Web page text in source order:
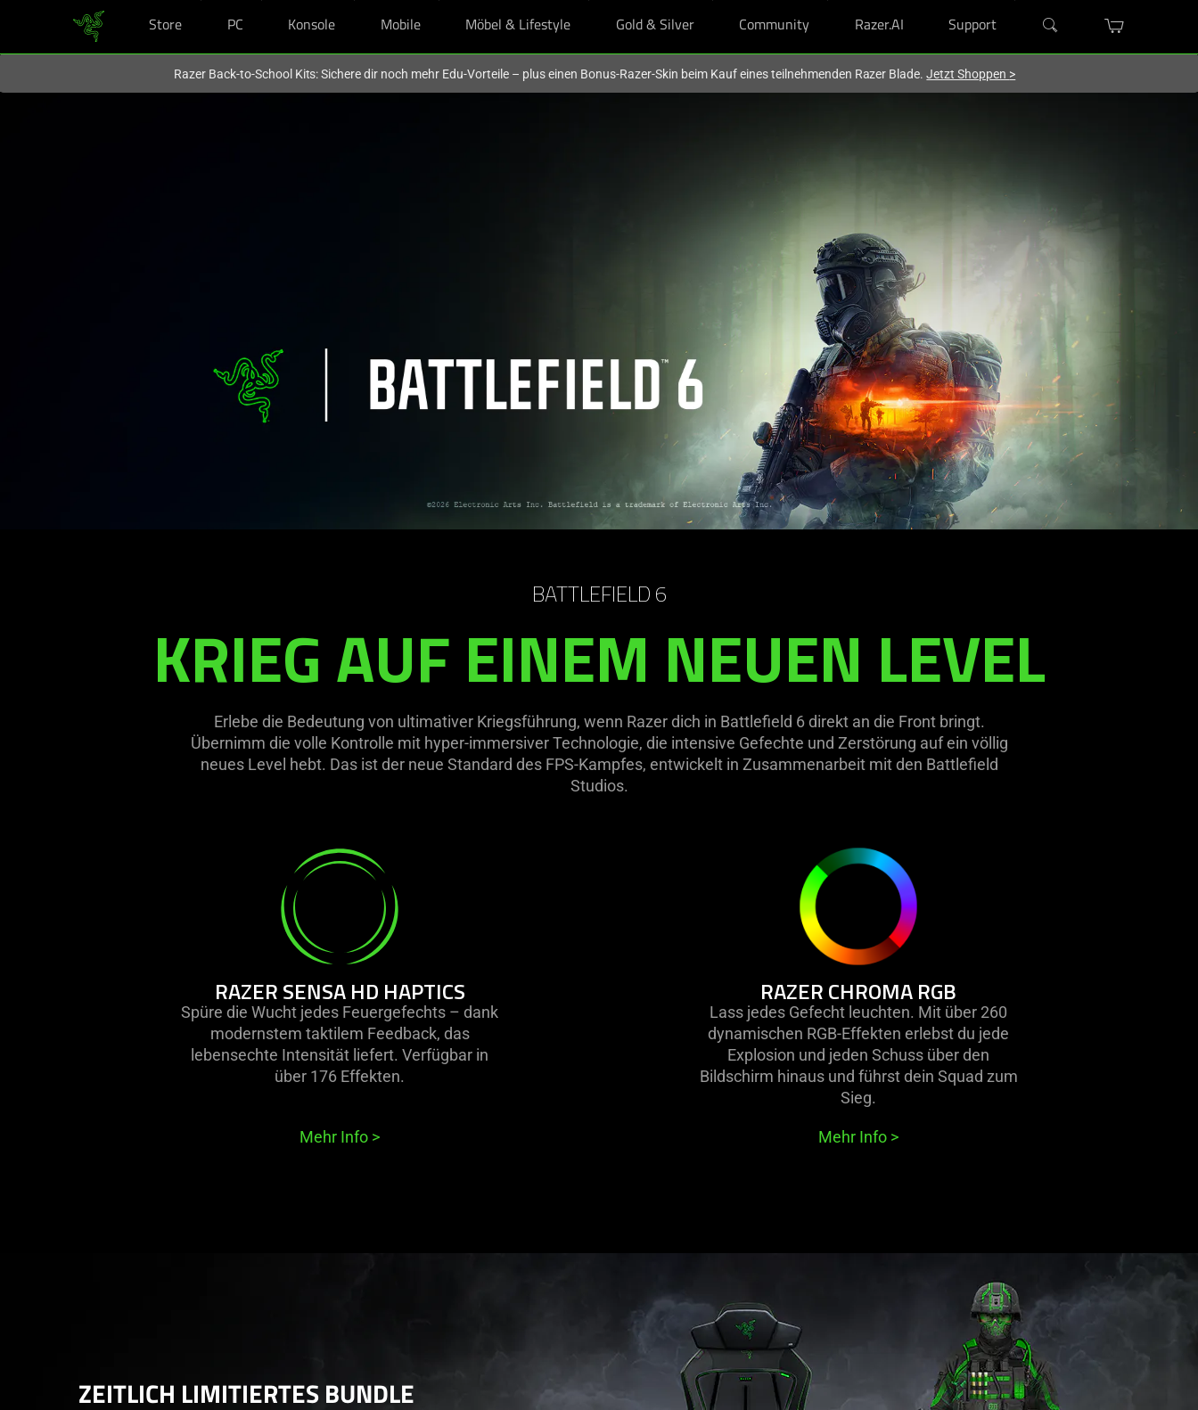
Store PC Konsole Mobile Möbel & Lifestyle Gold & Silver Community Razer.AI Support
Razer Back-to-School Kits: Sichere dir noch mehr Edu-Vorteile – plus einen Bonus-Razer-Skin beim Kauf eines teilnehmenden Razer Blade.Jetzt Shoppen >
BATTLEFIELD 6
KRIEG AUF EINEM NEUEN LEVEL
Erlebe die Bedeutung von ultimativer Kriegsführung, wenn Razer dich in Battlefield 6 direkt an die Front bringt.
Übernimm die volle Kontrolle mit hyper-immersiver Technologie, die intensive Gefechte und Zerstörung auf ein völlig
neues Level hebt. Das ist der neue Standard des FPS-Kampfes, entwickelt in Zusammenarbeit mit den Battlefield
Studios.
learn
more
sensa
hd
RAZER SENSA HD HAPTICS
Spüre die Wucht jedes Feuergefechts – dank
modernstem taktilem Feedback, das
lebensechte Intensität liefert. Verfügbar in
über 176 Effekten.
Mehr Info >
learn
more
chroma
rgb
RAZER CHROMA RGB
Lass jedes Gefecht leuchten. Mit über 260
dynamischen RGB-Effekten erlebst du jede
Explosion und jeden Schuss über den
Bildschirm hinaus und führst dein Squad zum
Sieg.
Mehr Info >
ZEITLICH LIMITIERTES BUNDLE